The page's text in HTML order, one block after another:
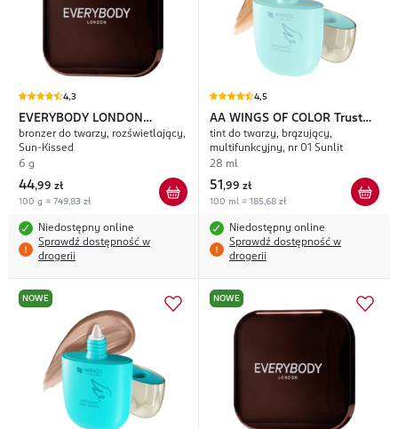
4,3
EVERYBODY LONDON
Radiant
bronzer do twarzy, rozświetlający,
Sun-Kissed
6 g
44,99 zł
100 g = 749,83 zł
Niedostępny online
Sprawdź dostępność w
drogerii
4,5
AA WINGS OF COLOR Trust
Your Wings
tint do twarzy, brązujący,
multifunkcyjny, nr 01 Sunlit
28 ml
51 ,99 zł
100 ml = 185,68 zł
Niedostępny online
Sprawdź dostępność w
drogerii
NOWE NOWE